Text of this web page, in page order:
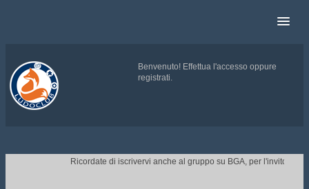
Benvenuto! Effettua l'accesso oppure
registrati.
.
Ricordate di iscrivervi anche al gruppo su BGA, per l'invito ai